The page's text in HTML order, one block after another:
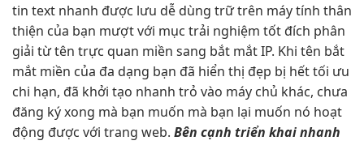
tin text nhanh được lưu dễ dùng trữ trên máy tính thân
thiện của bạn mượtvới mục trải nghiệm tốt đích phân
giải từ tên trực quan miền sang bắt mắtIP. Khi tên bắt
mắt miền của đa dạng bạn đã hiển thị đẹp bị hếttối ưu
chi hạn, đã khởi tạo nhanh trỏ vào máy chủ khác, chưa
đăng ký xong mà bạn muốn mà bạn lại muốn nó hoạt
động được với trang web. Bên cạnh triển khai nhanh